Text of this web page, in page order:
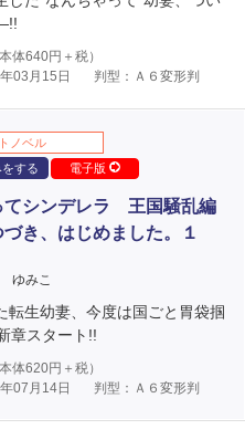
体640円＋税）
03月15日
判型：Ａ６変形判
ノベル
する
電子版
てシンデレラ 王国騒乱編
き、はじめました。１
ゆみこ
転生幼妻、今度は国ごと胃袋掴
スタート!!
体620円＋税）
07月14日
判型：Ａ６変形判